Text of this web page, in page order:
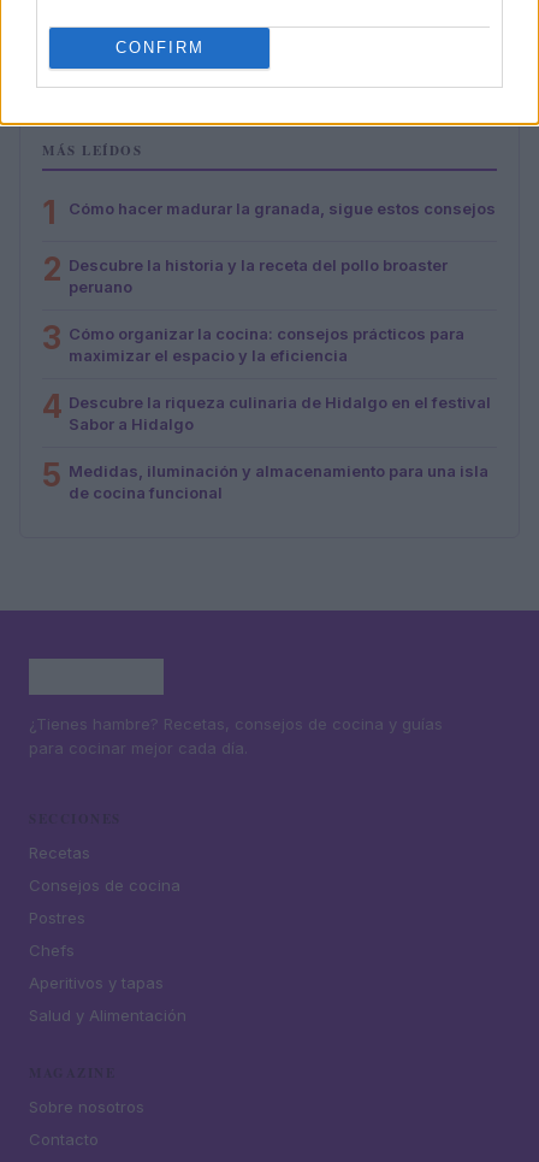
CONFIRM
Sabor a Hidalgo
María Vázquez · 2 Ago 2026
MÁS LEÍDOS
1 Cómo hacer madurar la granada, sigue estos consejos
2 Descubre la historia y la receta del pollo broaster
peruano
3 Cómo organizar la cocina: consejos prácticos para
maximizar el espacio y la eficiencia
4 Descubre la riqueza culinaria de Hidalgo en el festival
Sabor a Hidalgo
5 Medidas, iluminación y almacenamiento para una isla
de cocina funcional
¿Tienes hambre? Recetas, consejos de cocina y guías
para cocinar mejor cada día.
Recetas
Consejos de cocina
Postres
Chefs
Aperitivos y tapas
Salud y Alimentación
Sobre nosotros
Contacto